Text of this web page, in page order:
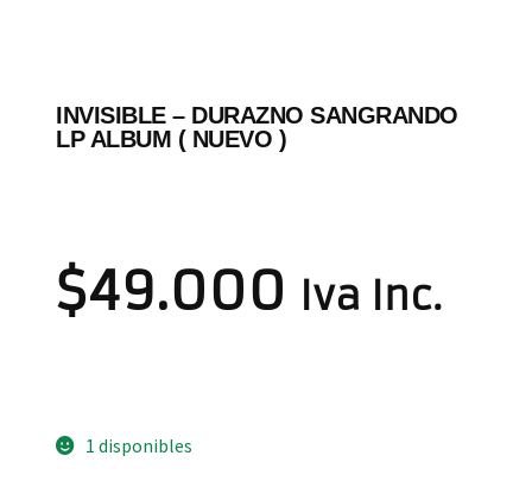
INVISIBLE – DURAZNO SANGRANDO
LP ALBUM ( NUEVO )
$49.000 Iva Inc.
1 disponibles